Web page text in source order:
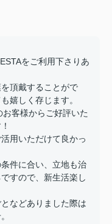
をご利用下さりあ
頂戴することがで
嬉しく存じます。
客様からご好評いた
用いただけて良かっ
件に合い、立地も治
すので、新生活楽し
などありました際は